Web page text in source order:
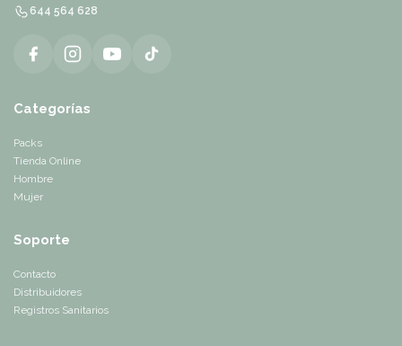
644 564 628
Categorías
Packs
Tienda Online
Hombre
Mujer
Soporte
Contacto
Distribuidores
Registros Sanitarios